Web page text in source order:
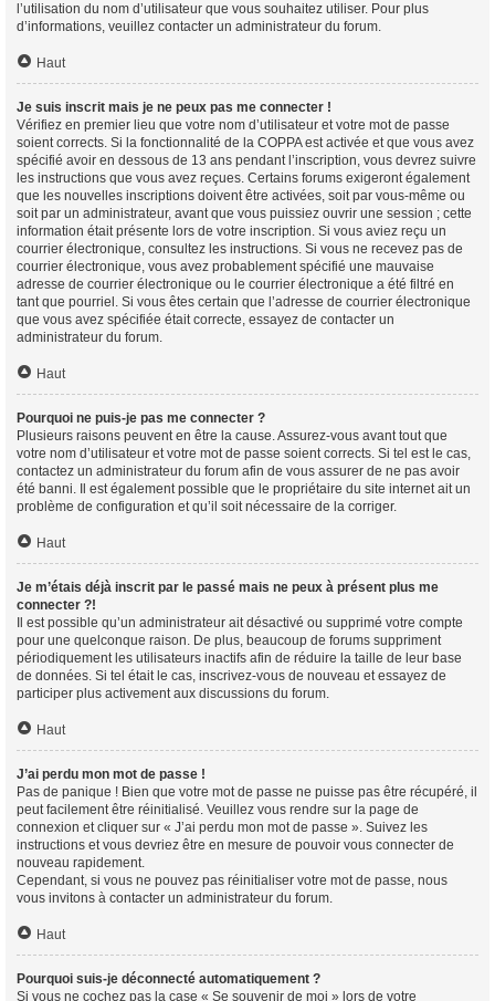
l’utilisation du nom d’utilisateur que vous souhaitez utiliser. Pour plus
d’informations, veuillez contacter un administrateur du forum.
Haut
Je suis inscrit mais je ne peux pas me connecter !
Vérifiez en premier lieu que votre nom d’utilisateur et votre mot de passe
soient corrects. Si la fonctionnalité de la COPPA est activée et que vous avez
spécifié avoir en dessous de 13 ans pendant l’inscription, vous devrez suivre
les instructions que vous avez reçues. Certains forums exigeront également
que les nouvelles inscriptions doivent être activées, soit par vous-même ou
soit par un administrateur, avant que vous puissiez ouvrir une session ; cette
information était présente lors de votre inscription. Si vous aviez reçu un
courrier électronique, consultez les instructions. Si vous ne recevez pas de
courrier électronique, vous avez probablement spécifié une mauvaise
adresse de courrier électronique ou le courrier électronique a été filtré en
tant que pourriel. Si vous êtes certain que l’adresse de courrier électronique
que vous avez spécifiée était correcte, essayez de contacter un
administrateur du forum.
Haut
Pourquoi ne puis-je pas me connecter ?
Plusieurs raisons peuvent en être la cause. Assurez-vous avant tout que
votre nom d’utilisateur et votre mot de passe soient corrects. Si tel est le cas,
contactez un administrateur du forum afin de vous assurer de ne pas avoir
été banni. Il est également possible que le propriétaire du site internet ait un
problème de configuration et qu’il soit nécessaire de la corriger.
Haut
Je m’étais déjà inscrit par le passé mais ne peux à présent plus me
connecter ?!
Il est possible qu’un administrateur ait désactivé ou supprimé votre compte
pour une quelconque raison. De plus, beaucoup de forums suppriment
périodiquement les utilisateurs inactifs afin de réduire la taille de leur base
de données. Si tel était le cas, inscrivez-vous de nouveau et essayez de
participer plus activement aux discussions du forum.
Haut
J’ai perdu mon mot de passe !
Pas de panique ! Bien que votre mot de passe ne puisse pas être récupéré, il
peut facilement être réinitialisé. Veuillez vous rendre sur la page de
connexion et cliquer sur « J’ai perdu mon mot de passe ». Suivez les
instructions et vous devriez être en mesure de pouvoir vous connecter de
nouveau rapidement.
Cependant, si vous ne pouvez pas réinitialiser votre mot de passe, nous
vous invitons à contacter un administrateur du forum.
Haut
Pourquoi suis-je déconnecté automatiquement ?
Si vous ne cochez pas la case « Se souvenir de moi » lors de votre